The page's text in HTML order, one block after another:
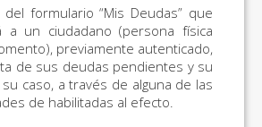
formulario “Mis Deudas” que
a un ciudadano (persona física
previamente autenticado,
de sus deudas pendientes y su
su caso, a través de alguna de las
de habilitadas al efecto.